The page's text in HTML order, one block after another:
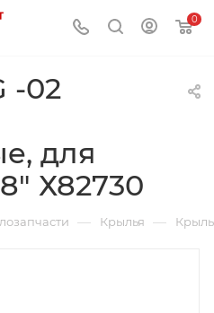
0
-02
для
Х82730
— Крылья —